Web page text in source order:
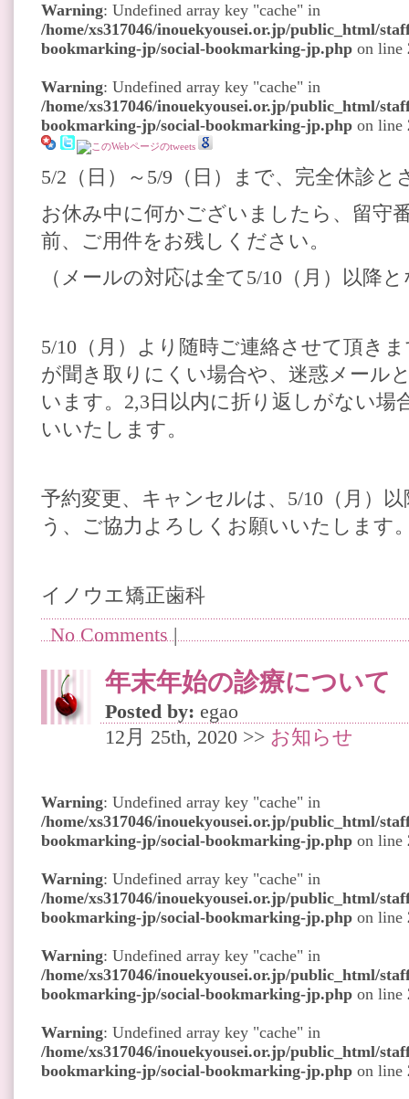
Warning: Undefined array key "cache" in
/home/xs317046/inouekyousei.or.jp/public_html/
bookmarking-jp/social-bookmarking-jp.php on line
Warning: Undefined array key "cache" in
/home/xs317046/inouekyousei.or.jp/public_html/
bookmarking-jp/social-bookmarking-jp.php on line
5/2（日）～5/9（日）まで、完全休診と
お休み中に何かございましたら、留守
前、ご用件をお残しください。
（メールの対応は全て5/10（月）以降
5/10（月）より随時ご連絡させて頂き
が聞き取りにくい場合や、迷惑メール
います。2,3日以内に折り返しがない場
いいたします。
予約変更、キャンセルは、5/10（月）
う、ご協力よろしくお願いいたします
イノウエ矯正歯科
No Comments|
年末年始の診療について
Posted by: egao
12月 25th, 2020 >> お知らせ
Warning: Undefined array key "cache" in
/home/xs317046/inouekyousei.or.jp/public_html/
bookmarking-jp/social-bookmarking-jp.php on line
Warning: Undefined array key "cache" in
/home/xs317046/inouekyousei.or.jp/public_html/
bookmarking-jp/social-bookmarking-jp.php on line
Warning: Undefined array key "cache" in
/home/xs317046/inouekyousei.or.jp/public_html/
bookmarking-jp/social-bookmarking-jp.php on line
Warning: Undefined array key "cache" in
/home/xs317046/inouekyousei.or.jp/public_html/
bookmarking-jp/social-bookmarking-jp.php on line